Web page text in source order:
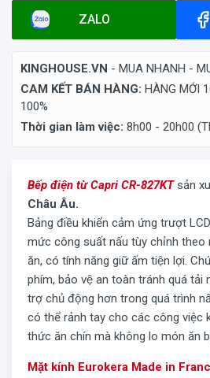
ZALO
KINGHOUSE.VN - MUA NHANH -
CAM KẾT BÁN HÀNG: HÀNG MỚI
100%
Thời gian làm việc: 8h00 - 20h00
Bếp điện từ Capri CR-827KTsản
Châu Âu.
Bảng điều khiển cảm ứng trượt
mức công suất nấu tùy chỉnh theo
ăn, có tính năng giữ ấm tiện lợi.
phím, bảo vệ an toàn tránh quá tải
trợ chủ động hơn trong quá trình
có thể rảnh tay cho các công việc
thức ăn chín mà không lo món ăn
Mặt kính Eurokera Made in